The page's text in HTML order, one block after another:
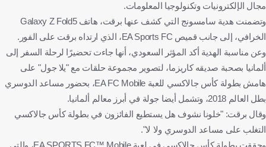
مجال الإلكترونيات وتكنولوجيا المعلومات.
وتضمنت هدية سامسونج التي كشف عنها برقت، هاتف Galaxy Z Fold5
الخرافي، إلى جانب قميص EA Sports FC، الذي ارتداه برقت على الفور.
وعن مناسبة الهدية أكد المؤثر السعودي، أنها جاءت تحضيرًا لرحلة السفر إلى
ألمانيا بصحبة صديقه كاريزما، لتصوير مجموعة حلقات مع "يلا جول" على
هامش بطولة كأس جالاكسي للعبة EA FC Mobile، بحضور مساعد الدوسري
بطل العالم 2018، وتشمل أيضا جولة في أبرز معالم ألمانيا.
وقال برقت: "خلونا نشوف هل يستطيع الفائزون في بطولة كأس جالاكسي
التغلب على مساعد الدوسري ولا لا".
وحققت بطولة كأس جالاكسي في لعبة EA SPORTS FC™ Mobile، والتي